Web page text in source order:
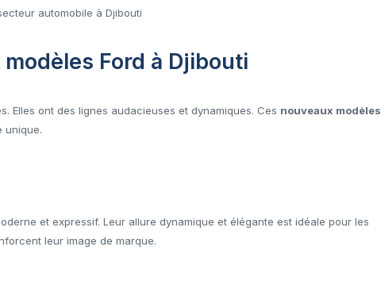
automobile à Djibouti
Ford à Djibouti
Elles ont des lignes audacieuses et dynamiques. Ces nouveaux modèles
unique.
et expressif. Leur allure dynamique et élégante est idéale pour les
leur image de marque.